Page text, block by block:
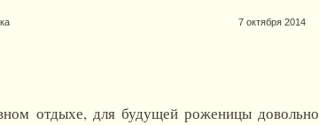
7 октября 2014
отдыхе, для будущей роженицы довольно